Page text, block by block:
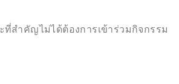
ที่สำคัญไม่ได้ต้องการเข้าร่วมกิจกรรม